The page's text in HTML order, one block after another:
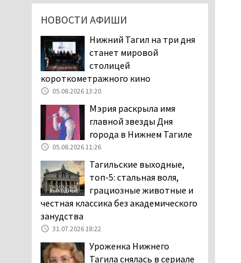
05.08.2026 13:20
Мэрия раскрыла имя
главной звезды Дня
города в Нижнем Тагиле
05.08.2026 11:26
В Нижнем Тагиле
разыскивают 45-летнего
Виталия Говорухина
05.08.2026 11:10
Во втором квартале
текущего года
мошенники украли у
клиентов российских банков 7,4 млрд
рублей
05.08.2026 10:58
Тагила напугала система
оповещения о
заложенной бомбе
НОВОСТИ АФИШИ
Нижний Тагил на три дня
станет мировой
столицей
короткометражного кино
05.08.2026 13:20
Мэрия раскрыла имя
главной звезды Дня
города в Нижнем Тагиле
05.08.2026 11:26
Тагильские выходные,
топ-5: стальная воля,
грациозные животные и
честная классика без академического
занудства
31.07.2026 18:22
Уроженка Нижнего
Тагила снялась в сериале